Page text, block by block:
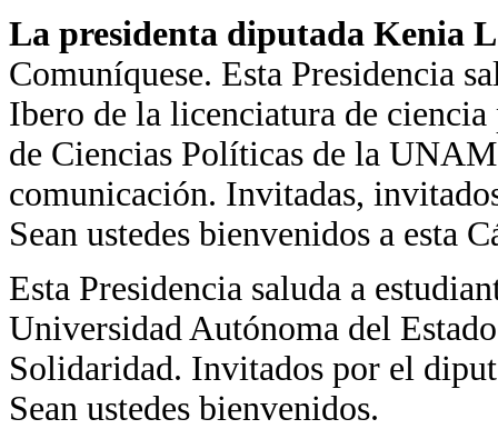
La presidenta diputada Kenia
Comuníquese. Esta Presidencia
Ibero de la licenciatura de
de Ciencias Políticas de la
comunicación. Invitadas,
Sean ustedes bienvenidos a esta
Esta Presidencia saluda a
Universidad Autónoma del
Solidaridad. Invitados por el
Sean ustedes bienvenidos.